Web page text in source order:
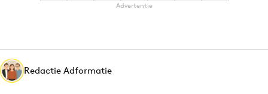
Martech
Media
Merkstrategie
Advertentie
Redactie Adformatie